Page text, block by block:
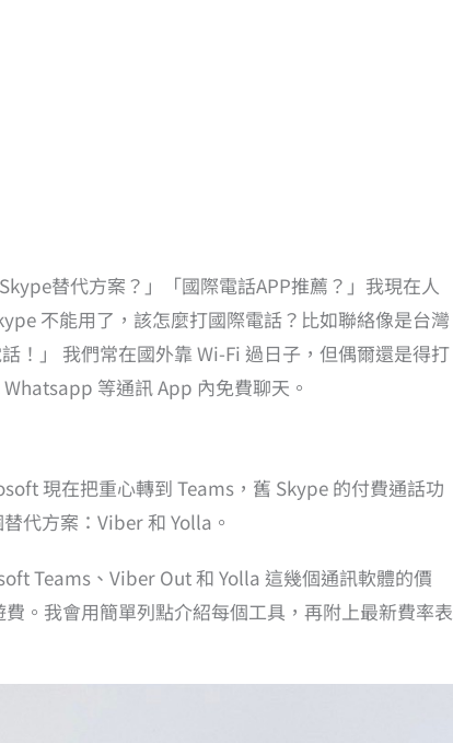
替代方案？」「國際電話APP推薦？」我現在人
不能用了，該怎麼打國際電話？比如聯絡像是台灣
！」 我們常在國外靠 Wi-Fi 過日子，但偶爾還是得打
等通訊 App 內免費聊天。
現在把重心轉到 Teams，舊 Skype 的付費通話功
代方案：Viber 和 Yolla。
Teams、Viber Out 和 Yolla 這幾個通訊軟體的價
。我會用簡單列點介紹每個工具，再附上最新費率表